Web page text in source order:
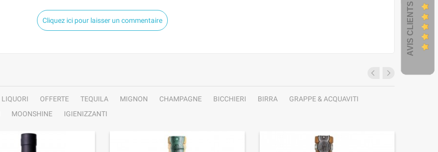
Cliquez ici pour laisser un commentaire
LIQUORI OFFERTE TEQUILA MIGNON CHAMPAGNE BICCHIERI BIRRA
GRAPPE & ACQUAVITI
MOONSHINE IGIENIZZANTI
AVIS CLIENTS